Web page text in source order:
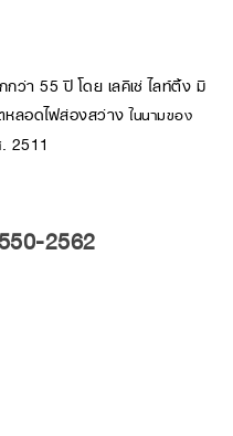
ว่า 55 ปี โดย เลคิเซ่ ไลท์ติ้ง มี
หลอดไฟส่องสว่างในนามของ
2511
2562